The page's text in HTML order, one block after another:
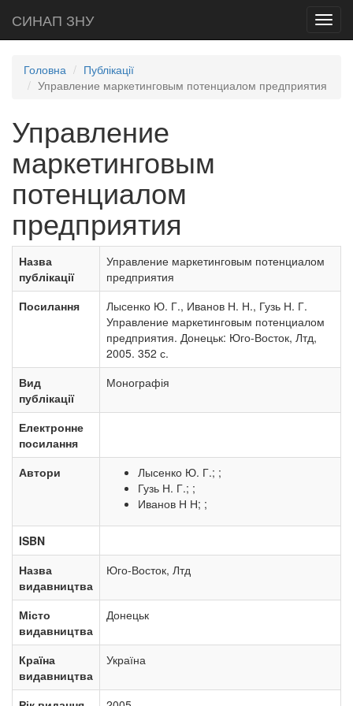
СИНАП ЗНУ
Головна
Публікації
Управление маркетинговым потенциалом предприятия
Управление
маркетинговым
потенциалом
предприятия
Назва
публікації
Управление маркетинговым потенциалом
предприятия
Посилання
Лысенко Ю. Г., Иванов Н. Н., Гузь Н. Г.
Управление маркетинговым потенциалом
предприятия. Донецьк: Юго-Восток, Лтд,
2005. 352 с.
Вид
публікації
Монографія
Електронне
посилання
Автори
Лысенко Ю. Г.; ;
Гузь Н. Г.; ;
Иванов Н Н; ;
ISBN
Назва
видавництва
Юго-Восток, Лтд
Місто
видавництва
Донецьк
Країна
видавництва
Україна